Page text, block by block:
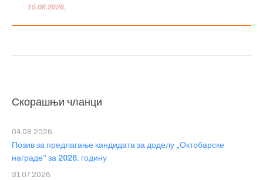
15.06.2026.
Скорашњи чланци
Позив за предлагање кандидата за доделу „Октобарске
награде” за 2026. годину
04.08.2026.
31.07.2026.